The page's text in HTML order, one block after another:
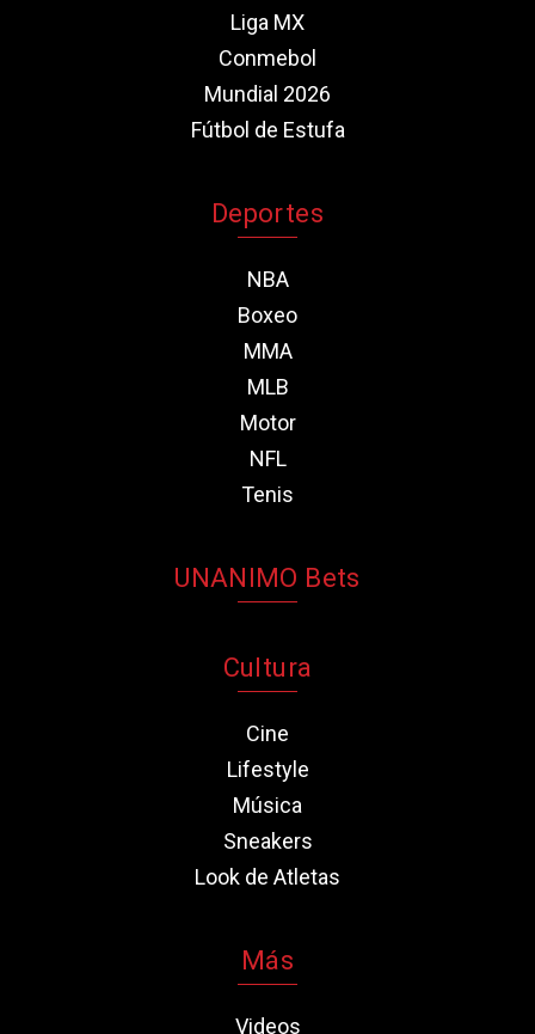
Liga MX
Conmebol
Mundial 2026
Fútbol de Estufa
Deportes
NBA
Boxeo
MMA
MLB
Motor
NFL
Tenis
UNANIMO Bets
Cultura
Cine
Lifestyle
Música
Sneakers
Look de Atletas
Más
Videos